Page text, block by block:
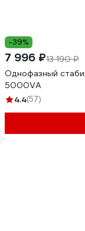
-39%
7 996 ₽13 190 ₽
Однофазный
5000VA
4.4(57)